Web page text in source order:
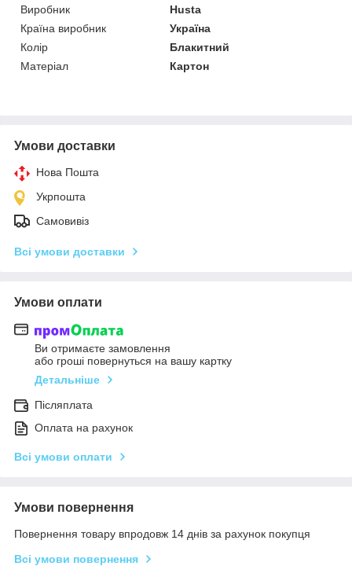
Виробник
Husta
Країна виробник
Україна
Колір
Блакитний
Матеріал
Картон
Умови доставки
Нова Пошта
Укрпошта
Самовивіз
Всі умови доставки
Умови оплати
Ви отримаєте замовлення
або гроші повернуться на вашу картку
Детальніше
Післяплата
Оплата на рахунок
Всі умови оплати
Умови повернення
Повернення товару впродовж 14 днів за рахунок покупця
Всі умови повернення